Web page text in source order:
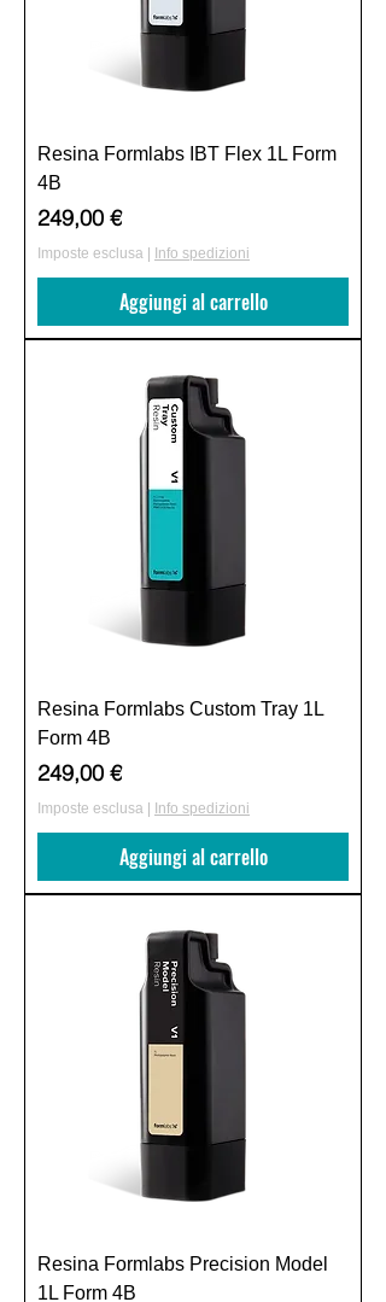
Resina Formlabs IBT Flex 1L Form
4B
Prezzo
249,00 €
Imposte esclusa Info spedizioni
Aggiungi al carrello
Resina Formlabs Custom Tray 1L
Form 4B
Prezzo
249,00 €
Imposte esclusa Info spedizioni
Aggiungi al carrello
Resina Formlabs Precision Model
1L Form 4B